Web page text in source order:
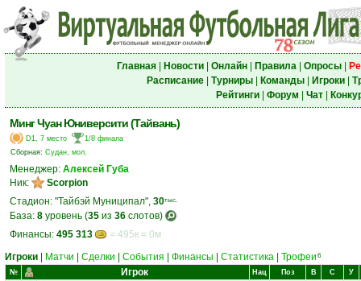
Главная| Новости| Онлайн| Правила| Опросы|
Расписание| Турниры| Команды| Игроки|
Рейтинги| Форум Чат|
Минг Чуан Юниверсити (Тайвань)
D1, 7 место
1/8 финала
Сборная: Судан, мол.
Менеджер: Алексей Губа
Ник:
Scorpion
Стадион: "Тайбэй Муниципал", 30тыс.
База: 8 уровень (35 из 36 слотов)
Финансы: 495 313
= 495к = 0м
Игроки
Матчи Сделки События Финансы Статистика Трофеи 6
№ Игрок Нац Поз В С У